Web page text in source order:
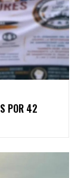
POR 42